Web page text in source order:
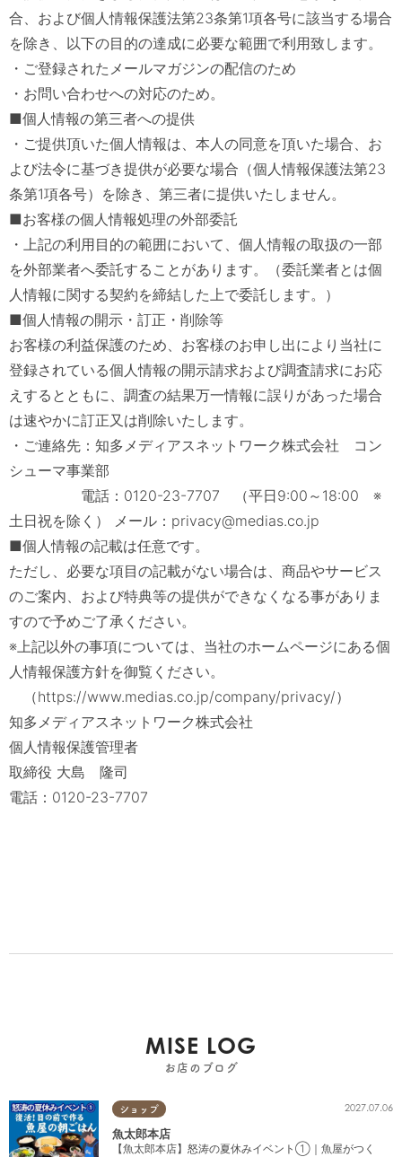
合、および個人情報保護法第23条第1項各号に該当する場合
を除き、以下の目的の達成に必要な範囲で利用致します。
・ご登録されたメールマガジンの配信のため
・お問い合わせへの対応のため。
■個人情報の第三者への提供
・ご提供頂いた個人情報は、本人の同意を頂いた場合、お
よび法令に基づき提供が必要な場合（個人情報保護法第23
条第1項各号）を除き、第三者に提供いたしません。
■お客様の個人情報処理の外部委託
・上記の利用目的の範囲において、個人情報の取扱の一部
を外部業者へ委託することがあります。（委託業者とは個
人情報に関する契約を締結した上で委託します。）
■個人情報の開示・訂正・削除等
お客様の利益保護のため、お客様のお申し出により当社に
登録されている個人情報の開示請求および調査請求にお応
えするとともに、調査の結果万一情報に誤りがあった場合
は速やかに訂正又は削除いたします。
・ご連絡先：知多メディアスネットワーク株式会社 コン
シューマ事業部
電話：0120-23-7707 （平日9:00～18:00 ※
土日祝を除く） メール：privacy@medias.co.jp
■個人情報の記載は任意です。
ただし、必要な項目の記載がない場合は、商品やサービス
のご案内、および特典等の提供ができなくなる事がありま
すので予めご了承ください。
※上記以外の事項については、当社のホームページにある個
人情報保護方針を御覧ください。
（https://www.medias.co.jp/company/privacy/）
知多メディアスネットワーク株式会社
個人情報保護管理者
取締役 大島 隆司
電話：0120-23-7707
MISE LOG
お店のブログ
ショップ 2027.07.06
魚太郎本店
【魚太郎本店】怒涛の夏休みイベント①｜魚屋がつく